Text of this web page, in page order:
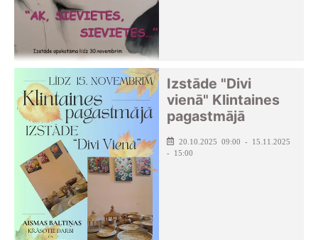
Izstāde "Divi
vienā" Klintaines
pagastmājā
20.10.2025 09:00 - 15.11.2025
- 15:00